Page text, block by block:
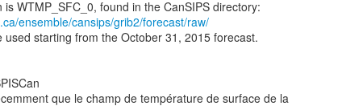
ensemble/cansips/grib2/forecast/raw/
used starting from the October 31, 2015 forecast.
que le champ de température de surface de la